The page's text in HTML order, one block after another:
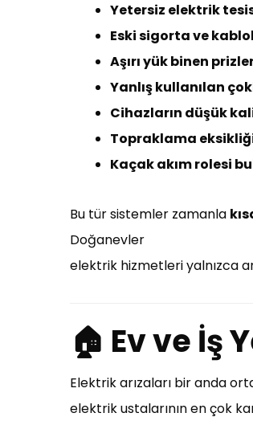
Yetersiz elektrik
Eski sigorta ve
Aşırı yük binen
Yanlış kullanılan
Cihazların düşük
Topraklama
Kaçak akım rolesi
Bu tür sistemler zamanla
Doğanevler
elektrik hizmetleri yalnızca
🏠 Ev ve İş
Elektrik arızaları bir anda
elektrik ustalarının en çok